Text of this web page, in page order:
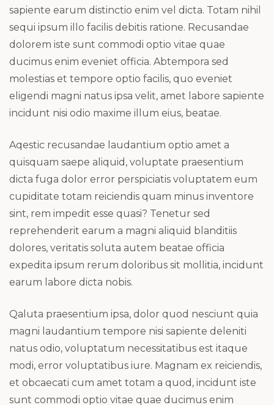
sapiente earum distinctio enim vel dicta. Totam nihil
sequi ipsum illo facilis debitis ratione. Recusandae
dolorem iste sunt commodi optio vitae quae
ducimus enim eveniet officia. Abtempora sed
molestias et tempore optio facilis, quo eveniet
eligendi magni natus ipsa velit, amet labore sapiente
incidunt nisi odio maxime illum eius, beatae.
Aqestic recusandae laudantium optio amet a
quisquam saepe aliquid, voluptate praesentium
dicta fuga dolor error perspiciatis voluptatem eum
cupiditate totam reiciendis quam minus inventore
sint, rem impedit esse quasi? Tenetur sed
reprehenderit earum a magni aliquid blanditiis
dolores, veritatis soluta autem beatae officia
expedita ipsum rerum doloribus sit mollitia, incidunt
earum labore dicta nobis.
Qaluta praesentium ipsa, dolor quod nesciunt quia
magni laudantium tempore nisi sapiente deleniti
natus odio, voluptatum necessitatibus est itaque
modi, error voluptatibus iure. Magnam ex reiciendis,
et obcaecati cum amet totam a quod, incidunt iste
sunt commodi optio vitae quae ducimus enim